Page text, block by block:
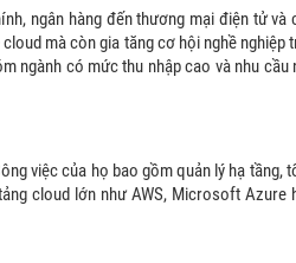
ngân hàng đến thương mại điện tử và
mà còn gia tăng cơ hội nghề nghiệp
ngành có mức thu nhập cao và nhu cầu
việc của họ bao gồm quản lý hạ tầng,
cloud lớn như AWS, Microsoft Azure